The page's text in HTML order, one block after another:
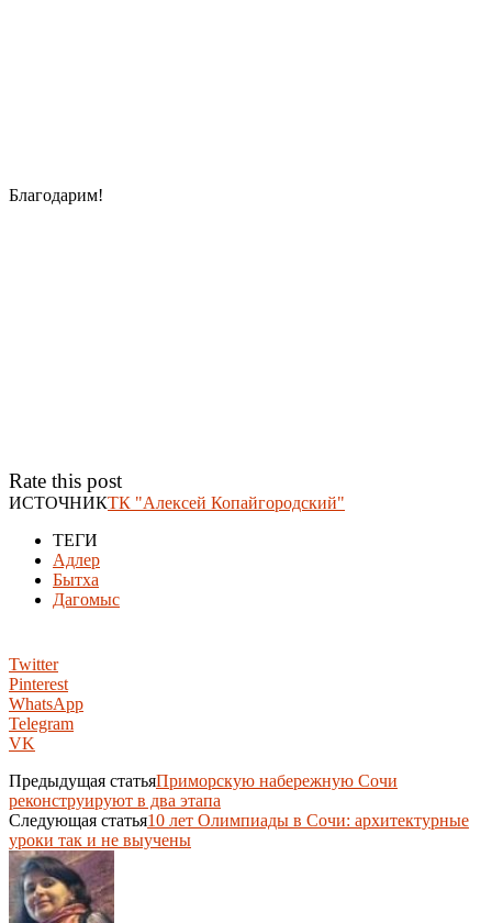
Благодарим!
Rate this post
ИСТОЧНИКТК "Алексей Копайгородский"
ТЕГИ
Адлер
Бытха
Дагомыс
Twitter
Pinterest
WhatsApp
Telegram
VK
Предыдущая статьяПриморскую набережную Сочи
реконструируют в два этапа
Следующая статья10 лет Олимпиады в Сочи: архитектурные
уроки так и не выучены